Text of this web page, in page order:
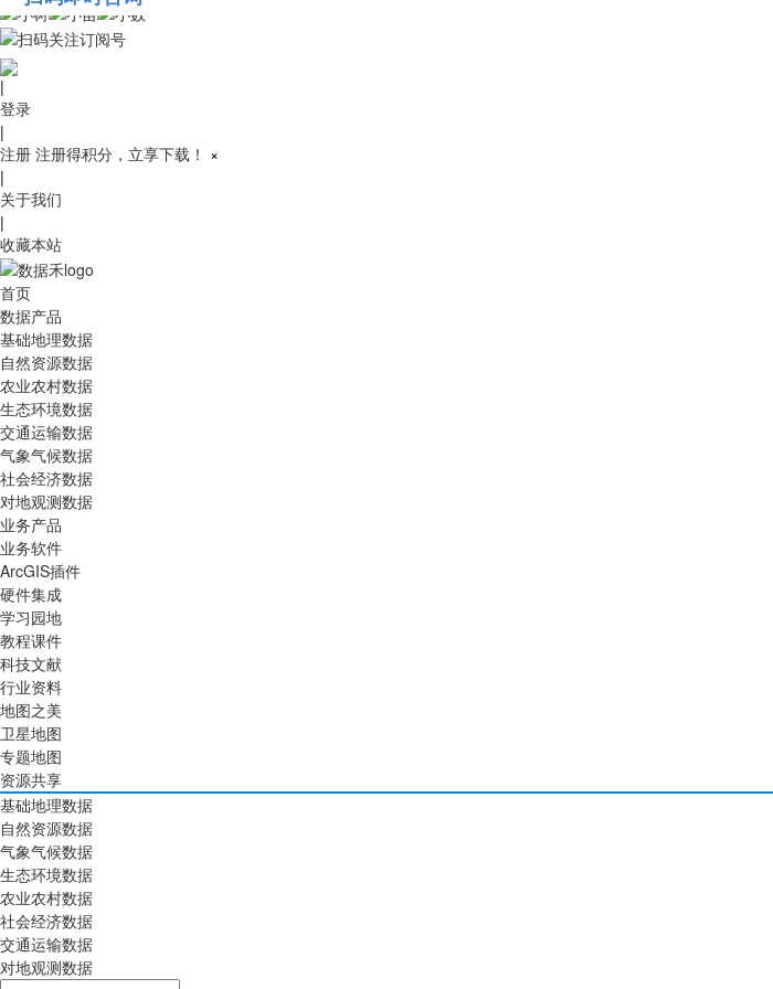
010-53689091
|
登录
|
注册 注册得积分，立享下载！ ×
|
关于我们
|
收藏本站
首页
数据产品
基础地理数据
自然资源数据
农业农村数据
生态环境数据
交通运输数据
气象气候数据
社会经济数据
对地观测数据
业务产品
业务软件
ArcGIS插件
硬件集成
学习园地
教程课件
科技文献
行业资料
地图之美
卫星地图
专题地图
资源共享
基础地理数据
自然资源数据
气象气候数据
生态环境数据
农业农村数据
社会经济数据
交通运输数据
对地观测数据